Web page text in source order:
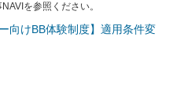
を参照ください。
向けBB体験制度】適用条件変